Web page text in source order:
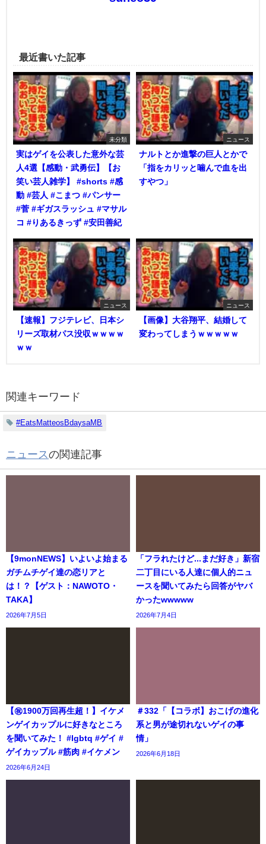
最近書いた記事
未分類
実はゲイを公表した意外な芸
人4選【感動・武勇伝】【お
笑い芸人雑学】 #shorts #感
動 #芸人 #こまつ #パンサー
#菅 #ギガスラッシュ #マサル
コ #りあるきっず #安田善紀
ニュース
ナルトとか進撃の巨人とかで
「指をカリッと噛んで血を出
すやつ」
ニュース
【速報】フジテレビ、日本シ
リーズ取材パス没収ｗｗｗｗ
ｗｗ
ニュース
【画像】大谷翔平、結婚して
変わってしまうｗｗｗｗｗ
関連キーワード
#EatsMatteosBdaysaMB
ニュースの関連記事
【9monNEWS】いよいよ始まる
ガチムチゲイ達の恋リアと
は！？【ゲスト：NAWOTO・
TAKA】
2026年7月5日
「フラれたけど...まだ好き」新宿
二丁目にいる人達に個人的ニュ
ースを聞いてみたら回答がヤバ
かったwwwww
2026年7月4日
【㊗️1900万回再生超！】イケメ
ンゲイカップルに好きなところ
を聞いてみた！ #lgbtq #ゲイ #
ゲイカップル #筋肉 #イケメン
2026年6月24日
＃332「【コラボ】おこげの進化
系と男が途切れないゲイの事
情」
2026年6月18日